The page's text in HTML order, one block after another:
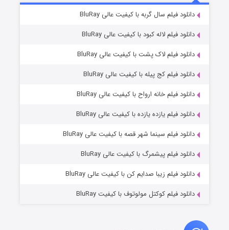
قسمت۷ (زیرنویس) منتشر شد دانلود فیلم سال گربه با کیفیت عالی BluRay
دانلود فیلم لاله کبود با کیفیت عالی BluRay
دانلود فیلم لاک پشت با کیفیت عالی BluRay
دانلود فیلم کج‌ پیله با کیفیت عالی BluRay
دانلود فیلم خانه ارواح با کیفیت عالی BluRay
دانلود فیلم یازده یازده با کیفیت عالی BluRay
دانلود فیلم سینما شهر قصه با کیفیت عالی BluRay
دانلود فیلم پیشمرگ با کیفیت عالی BluRay
دانلود فیلم زیبا صدایم کن با کیفیت عالی BluRay
دانلود فیلم کوکتل مولوتوف با کیفیت BluRay